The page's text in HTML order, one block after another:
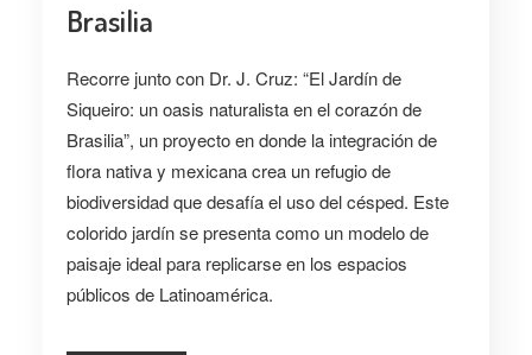
Brasilia
Recorre junto con Dr. J. Cruz: “El Jardín de
Siqueiro: un oasis naturalista en el corazón de
Brasilia”, un proyecto en donde la integración de
flora nativa y mexicana crea un refugio de
biodiversidad que desafía el uso del césped. Este
colorido jardín se presenta como un modelo de
paisaje ideal para replicarse en los espacios
públicos de Latinoamérica.